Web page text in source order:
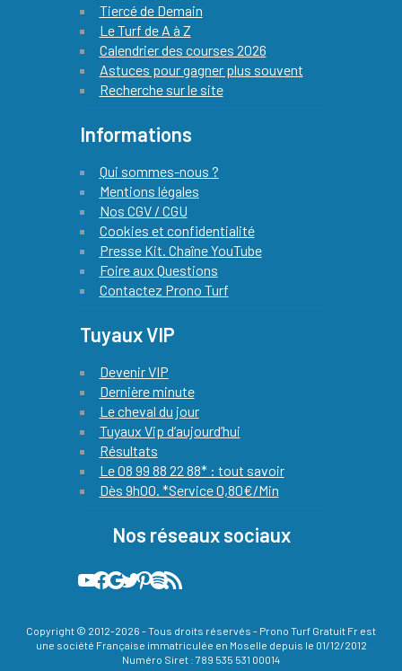
Tiercé de Demain
Le Turf de A à Z
Calendrier des courses 2026
Astuces pour gagner plus souvent
Recherche sur le site
Informations
Qui sommes-nous ?
Mentions légales
Nos CGV / CGU
Cookies et confidentialité
Presse Kit. Chaîne YouTube
Foire aux Questions
Contactez Prono Turf
Tuyaux VIP
Devenir VIP
Dernière minute
Le cheval du jour
Tuyaux Vip d’aujourd’hui
Résultats
Le 08 99 88 22 88* : tout savoir
Dès 9h00. *Service 0,80€/Min
Nos réseaux sociaux
Notre chaine YouTube officielle avec le pronostic quinté de notre expert chaque jour
Quinté Plus PMU : notre compte Facebook officiel ! L'actualité du Quinté et des courses hippiques by prono turf gratuit sur Google actualités
Les meilleures infos hippiques sont relayées sur notre compte X (ex-twitter)
Sur Pinterest, vous découvrez les plus belle images liées à la passion des courses de chevaux
Podcast 100% Turf officiel de prono turf gratuit
Flux RSS de Prono Turf Gratuit
Copyright © 2012-2026 - Tous droits réservés - Prono Turf Gratuit Fr est
une société Française immatriculée en Moselle depuis le 01/12/2012
Numéro Siret : 789 535 531 00014